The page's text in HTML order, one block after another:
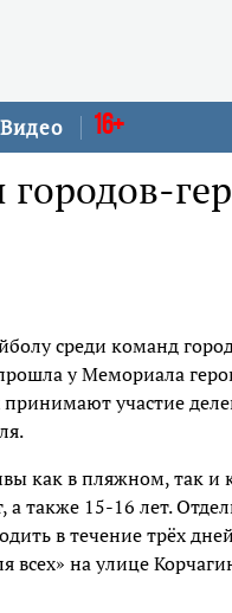
Видео 16+
среди команд
у Мемориала
участие
как в пляжном, так и
также 15-16 лет.
в течение трёх
на улице